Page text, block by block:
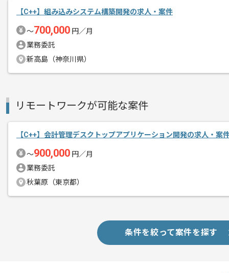
メント
【C++】組み込みシステム構築開発の求人・案件
〜700,000 円／月
業務委託
新高島（神奈川県）
リモートワークが可能な案件
【C++】会計管理デスクトップアプリケーション開発の求人・案
〜900,000 円／月
業務委託
秋葉原（東京都）
条件を絞って案件を探す